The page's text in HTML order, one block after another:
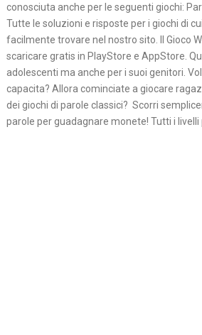
conosciuta anche per le seguenti giochi:
Tutte le soluzioni e risposte per i giochi di
facilmente trovare nel nostro sito. Il Gioco
scaricare gratis in PlayStore e AppStore.
adolescenti ma anche per i suoi genitori.
capacita? Allora cominciate a giocare
dei giochi di parole classici? Scorri
parole per guadagnare monete! Tutti i